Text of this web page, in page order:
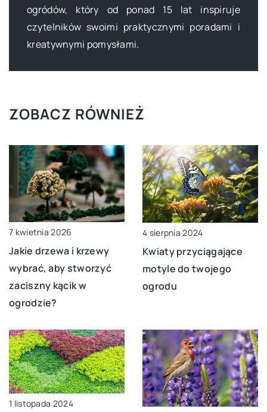
ogródów, który od ponad 15 lat inspiruje
czytelników swoimi praktycznymi poradami i
kreatywnymi pomysłami.
ZOBACZ RÓWNIEŻ
7 kwietnia 2026
Jakie drzewa i krzewy
wybrać, aby stworzyć
zaciszny kącik w
ogrodzie?
4 sierpnia 2024
Kwiaty przyciągające
motyle do twojego
ogrodu
1 listopada 2024